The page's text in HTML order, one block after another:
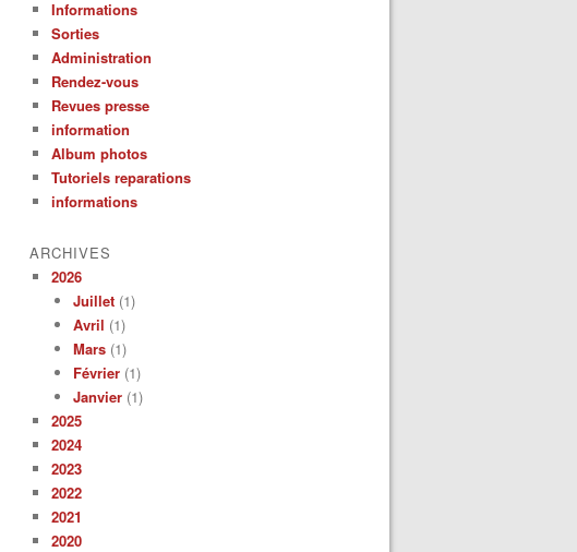
Informations
Sorties
Administration
Rendez-vous
Revues presse
information
Album photos
Tutoriels reparations
informations
ARCHIVES
2026
Juillet (1)
Avril (1)
Mars (1)
Février (1)
Janvier (1)
2025
2024
2023
2022
2021
2020